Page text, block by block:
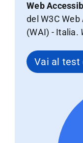
Web
del W3C
(WAI) - Italia.
Vai al test